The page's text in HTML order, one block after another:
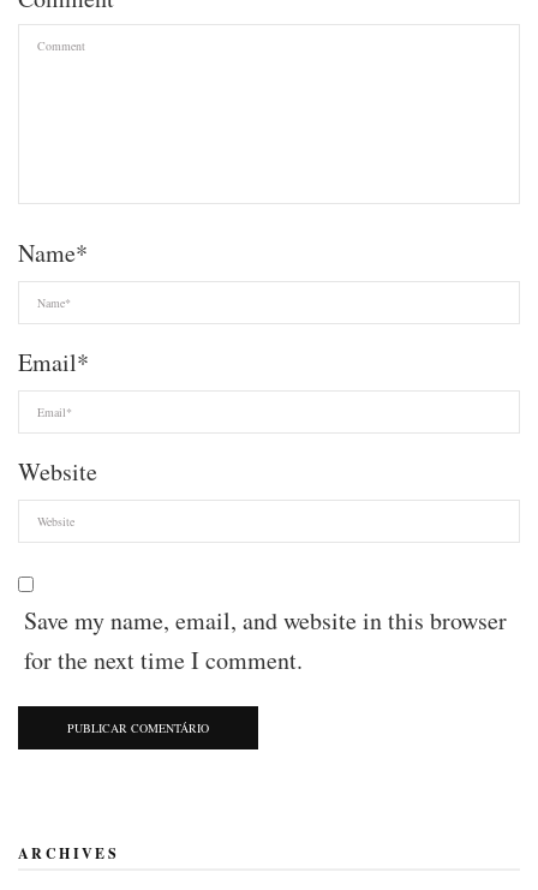
Name*
Email*
Website
Save my name, email, and website in this browser
for the next time I comment.
ARCHIVES